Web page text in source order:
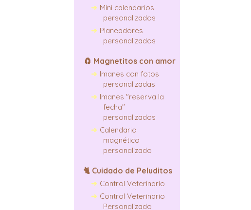
Mini calendarios
personalizados
Planeadores
personalizados
🧲 Magnetitos con amor
Imanes con fotos
personalizadas
Imanes "reserva la
fecha"
personalizados
Calendario
magnético
personalizado
🐈 Cuidado de Peluditos
Control Veterinario
Control Veterinario
Personalizado